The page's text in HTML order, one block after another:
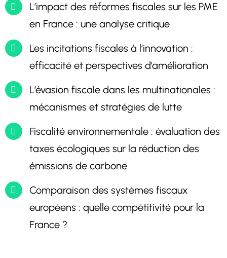
L’impact des réformes fiscales sur les PME
en France : une analyse critique
Les incitations fiscales à l’innovation :
efficacité et perspectives d’amélioration
L’évasion fiscale dans les multinationales :
mécanismes et stratégies de lutte
Fiscalité environnementale : évaluation des
taxes écologiques sur la réduction des
émissions de carbone
Comparaison des systèmes fiscaux
européens : quelle compétitivité pour la
France ?